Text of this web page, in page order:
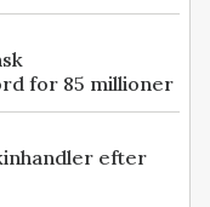
for 85 millioner
efter